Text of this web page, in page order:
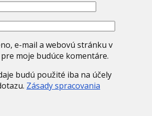
e-mail a webovú stránku v
moje budúce komentáre.
budú použité iba na účely
Zásady spracovania